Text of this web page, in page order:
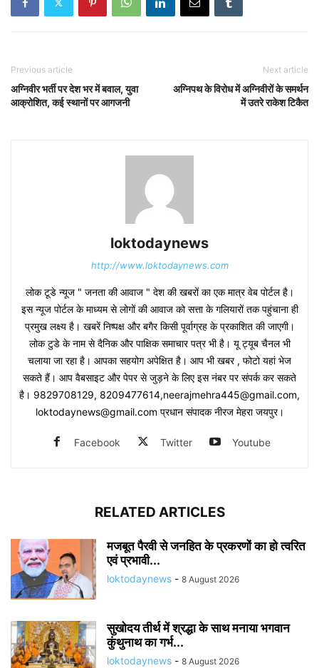
Previous article
अग्निवीर भर्ती पर देश भर में बवाल, युवा
आक्रोशित, कई स्थानों पर आगजनी
Next article
अग्निपथ के विरोध में अग्निवीरों के समर्थन
में उतरे राकेश टिकैत
loktodaynews
http://www.loktodaynews.com
लोक टूडे न्यूज " जनता की आवाज " देश की खबरों का एक मात्र वेब पोर्टल है।
इस न्यूज पोर्टल के माध्यम से लोगों की आवाज को सत्ता के गलियारों तक पहुंचाना ही
प्रमुख लक्ष्य है। खबरें निष्पक्ष और बगैर किसी पूर्वाग्रह के प्रकाशित की जाएगी।
लोक टुडे के नाम से दैनिक और पाक्षिक समाचार पत्र भी है। यू ट्यूब चैनल भी
चलाया जा रहा है। आपका सहयोग अपेक्षित है। आप भी खबर , फोटो यहां भेज
सकते हैं। आप वैबसाइट और पेपर से जुड़ने के लिए इस नंबर पर संपर्क कर सकते
है। 9829708129, 8209477614,neerajmehra445@gmail.com,
loktodaynews@gmail.com प्रधान संपादक नीरज मेहरा जयपुर।
Facebook Twitter Youtube
RELATED ARTICLES
मजबूत पैरवी से जनहित के प्रकरणों का हो त्वरित
एवं प्रभावी...
loktodaynews - 8 August 2026
सुखोदय तीर्थ में श्रद्धा के साथ मनाया भगवान
कुंथुनाथ का गर्भ...
loktodaynews - 8 August 2026